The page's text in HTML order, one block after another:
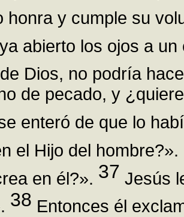
honra y cumple su
abierto los ojos a
Dios, no podría
de pecado, y
enteró de que lo
el Hijo del hombre?».
en él?». 37 Jesús
38 Entonces él